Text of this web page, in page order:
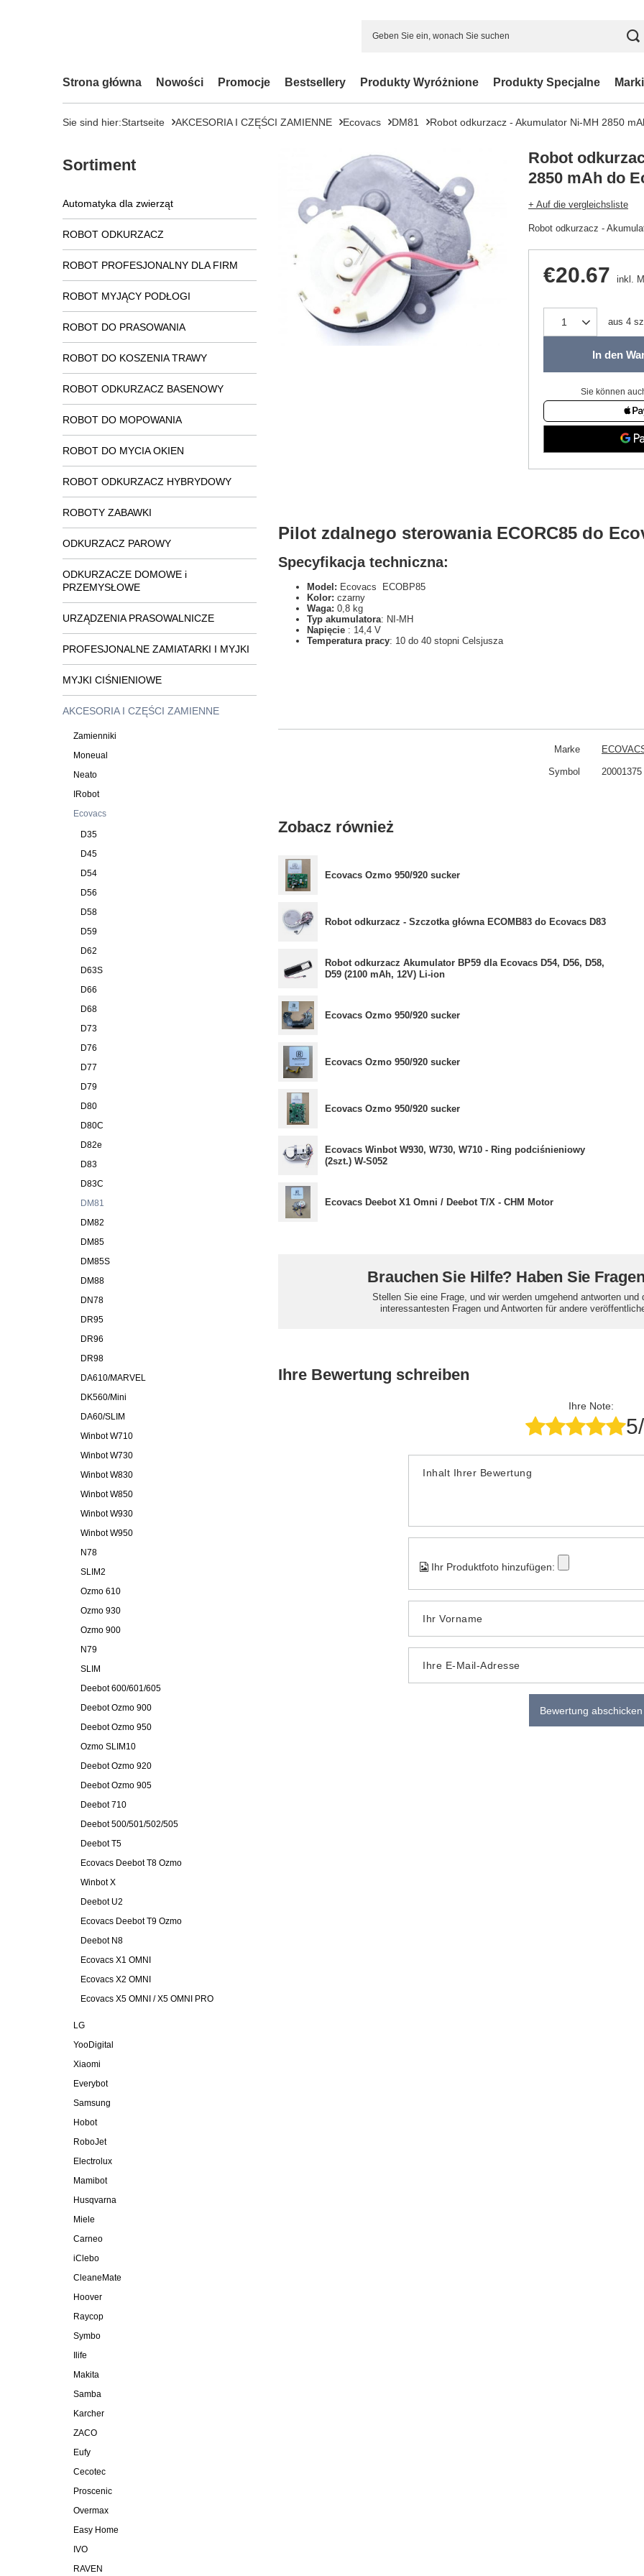
Strona główna Nowości Promocje Bestsellery Produkty Wyróżnione Produkty Specjalne Marki
Sie sind hier:Startseite AKCESORIA I CZĘŚCI ZAMIENNE Ecovacs DM81 Robot odkurzacz - Akumulator Ni-MH 2850
Sortiment
Automatyka dla zwierząt
ROBOT ODKURZACZ
ROBOT PROFESJONALNY DLA FIRM
ROBOT MYJĄCY PODŁOGI
ROBOT DO PRASOWANIA
ROBOT DO KOSZENIA TRAWY
ROBOT ODKURZACZ BASENOWY
ROBOT DO MOPOWANIA
ROBOT DO MYCIA OKIEN
ROBOT ODKURZACZ HYBRYDOWY
ROBOTY ZABAWKI
ODKURZACZ PAROWY
ODKURZACZE DOMOWE i
PRZEMYSŁOWE
URZĄDZENIA PRASOWALNICZE
PROFESJONALNE ZAMIATARKI I MYJKI
MYJKI CIŚNIENIOWE
AKCESORIA I CZĘŚCI ZAMIENNE
Zamienniki
Moneual
Neato
IRobot
Ecovacs
D35
D45
D54
D56
D58
D59
D62
D63S
D66
D68
D73
D76
D77
D79
D80
D80C
D82e
D83
D83C
DM81
DM82
DM85
DM85S
DM88
DN78
DR95
DR96
DR98
DA610/MARVEL
DK560/Mini
DA60/SLIM
Winbot W710
Winbot W730
Winbot W830
Winbot W850
Winbot W930
Winbot W950
N78
SLIM2
Ozmo 610
Ozmo 930
Ozmo 900
N79
SLIM
Deebot 600/601/605
Deebot Ozmo 900
Deebot Ozmo 950
Ozmo SLIM10
Deebot Ozmo 920
Deebot Ozmo 905
Deebot 710
Deebot 500/501/502/505
Deebot T5
Ecovacs Deebot T8 Ozmo
Winbot X
Deebot U2
Ecovacs Deebot T9 Ozmo
Deebot N8
Ecovacs X1 OMNI
Ecovacs X2 OMNI
Ecovacs X5 OMNI / X5 OMNI PRO
LG
YooDigital
Xiaomi
Everybot
Samsung
Hobot
RoboJet
Electrolux
Mamibot
Husqvarna
Miele
Carneo
iClebo
CleaneMate
Hoover
Raycop
Symbo
Ilife
Makita
Samba
Karcher
ZACO
Eufy
Cecotec
Proscenic
Overmax
Easy Home
IVO
RAVEN
Robot
2850 mAh do
+ Auf die vergleichsliste
Robot odkurzacz -
€20.67 inkl.
aus 4
In den
Sie können
Pilot zdalnego sterowania ECORC85 do
Specyfikacja techniczna:
Model: Ecovacs ECOBP85
Kolor: czarny
Waga: 0,8 kg
Typ akumulatora: NI-MH
Napięcie : 14,4 V
Temperatura pracy: 10 do 40 stopni Celsjusza
Marke
Symbol 20001375
Zobacz również
Ecovacs Ozmo 950/920 sucker
Robot odkurzacz - Szczotka główna ECOMB83 do Ecovacs D83
Robot odkurzacz Akumulator BP59 dla Ecovacs D54, D56, D58,
D59 (2100 mAh, 12V) Li-ion
Ecovacs Ozmo 950/920 sucker
Ecovacs Ozmo 950/920 sucker
Ecovacs Ozmo 950/920 sucker
Ecovacs Winbot W930, W730, W710 - Ring podciśnieniowy
(2szt.) W-S052
Ecovacs Deebot X1 Omni / Deebot T/X - CHM Motor
Brauchen Sie Hilfe? Haben Sie
Stellen Sie eine Frage, und wir werden umgehend antworten und
interessantesten Fragen und Antworten für andere
Ihre Bewertung schreiben
Ihre Note:
Inhalt Ihrer Bewertung
Ihr Produktfoto hinzufügen:
Ihr Vorname
Ihre E-Mail-Adresse
Bewertung abschicken